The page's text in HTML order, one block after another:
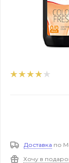
Доставка по
Хочу в